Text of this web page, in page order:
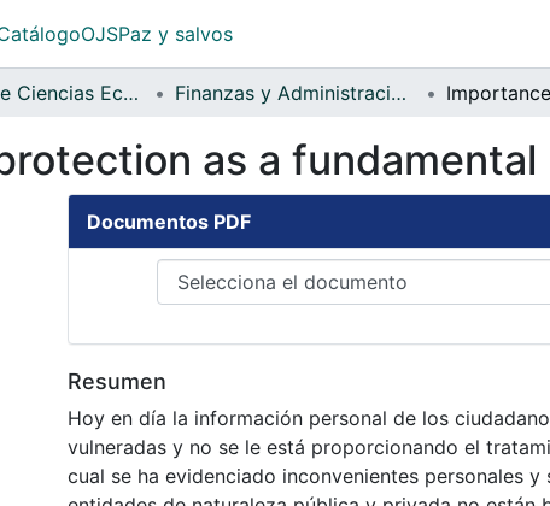
OJSPaz y salvos
Facultad de Ciencias Económicas Finanzas y Administración Pública
as a
Documentos PDF
Resumen
Hoy en día la información personal de los
vulneradas y no se le está proporcionando el
cual se ha evidenciado inconvenientes personales y